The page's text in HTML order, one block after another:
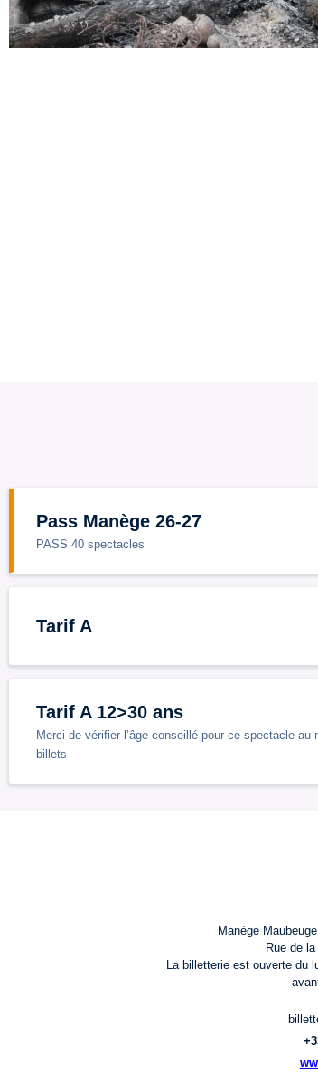
Pass Manège 26-27
PASS 40 spectacles
Tarif A
Tarif A 12>30 ans
Merci de vérifier l’âge conseillé pour ce spectacle
billets
Manège
Rue de
La billetterie est ouverte du